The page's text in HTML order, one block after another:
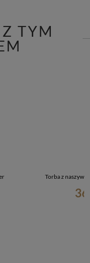
TYM
Torba z